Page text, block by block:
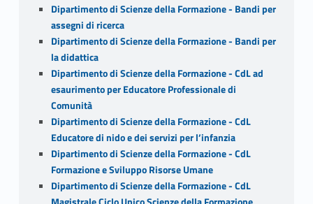
Dipartimento di Scienze della Formazione - Bandi per
assegni di ricerca
Dipartimento di Scienze della Formazione - Bandi per
la didattica
Dipartimento di Scienze della Formazione - CdL ad
esaurimento per Educatore Professionale di
Comunità
Dipartimento di Scienze della Formazione - CdL
Educatore di nido e dei servizi per l’infanzia
Dipartimento di Scienze della Formazione - CdL
Formazione e Sviluppo Risorse Umane
Dipartimento di Scienze della Formazione - CdL